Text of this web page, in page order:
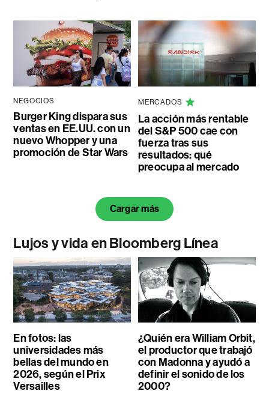
NEGOCIOS
Burger King dispara sus
ventas en EE.UU. con un
nuevo Whopper y una
promoción de Star Wars
MERCADOS
La acción más rentable
del S&P 500 cae con
fuerza tras sus
resultados: qué
preocupa al mercado
Cargar más
Lujos y vida en Bloomberg Línea
En fotos: las
universidades más
bellas del mundo en
2026, según el Prix
Versailles
¿Quién era William Orbit,
el productor que trabajó
con Madonna y ayudó a
definir el sonido de los
2000?